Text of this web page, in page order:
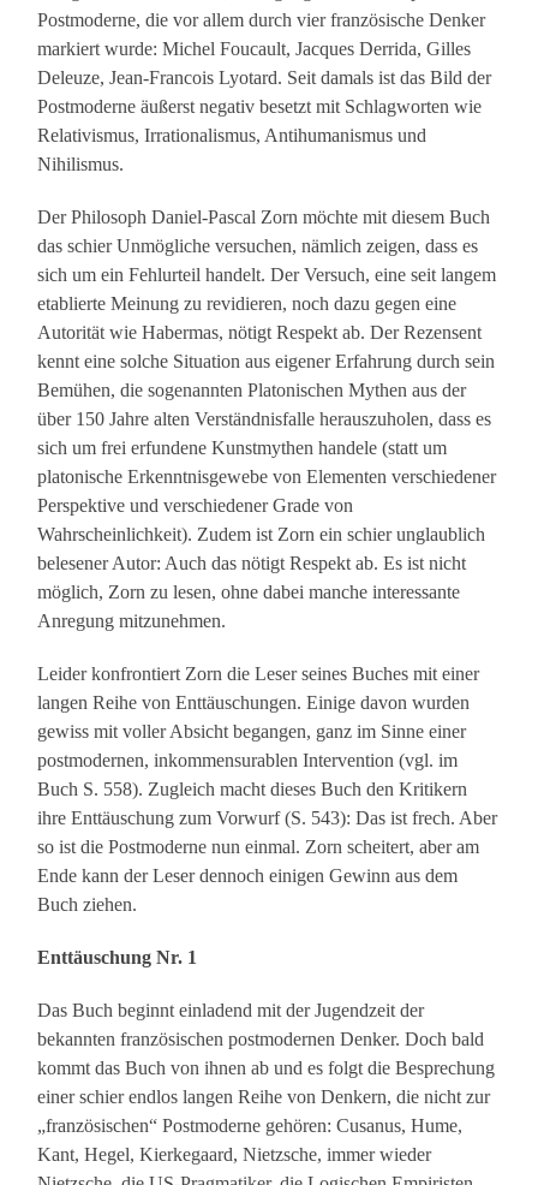
Postmoderne, die vor allem durch vier französische Denker
markiert wurde: Michel Foucault, Jacques Derrida, Gilles
Deleuze, Jean-Francois Lyotard. Seit damals ist das Bild der
Postmoderne äußerst negativ besetzt mit Schlagworten wie
Relativismus, Irrationalismus, Antihumanismus und
Nihilismus.
Der Philosoph Daniel-Pascal Zorn möchte mit diesem Buch
das schier Unmögliche versuchen, nämlich zeigen, dass es
sich um ein Fehlurteil handelt. Der Versuch, eine seit langem
etablierte Meinung zu revidieren, noch dazu gegen eine
Autorität wie Habermas, nötigt Respekt ab. Der Rezensent
kennt eine solche Situation aus eigener Erfahrung durch sein
Bemühen, die sogenannten Platonischen Mythen aus der
über 150 Jahre alten Verständnisfalle herauszuholen, dass es
sich um frei erfundene Kunstmythen handele (statt um
platonische Erkenntnisgewebe von Elementen verschiedener
Perspektive und verschiedener Grade von
Wahrscheinlichkeit). Zudem ist Zorn ein schier unglaublich
belesener Autor: Auch das nötigt Respekt ab. Es ist nicht
möglich, Zorn zu lesen, ohne dabei manche interessante
Anregung mitzunehmen.
Leider konfrontiert Zorn die Leser seines Buches mit einer
langen Reihe von Enttäuschungen. Einige davon wurden
gewiss mit voller Absicht begangen, ganz im Sinne einer
postmodernen, inkommensurablen Intervention (vgl. im
Buch S. 558). Zugleich macht dieses Buch den Kritikern
ihre Enttäuschung zum Vorwurf (S. 543): Das ist frech. Aber
so ist die Postmoderne nun einmal. Zorn scheitert, aber am
Ende kann der Leser dennoch einigen Gewinn aus dem
Buch ziehen.
Enttäuschung Nr. 1
Das Buch beginnt einladend mit der Jugendzeit der
bekannten französischen postmodernen Denker. Doch bald
kommt das Buch von ihnen ab und es folgt die Besprechung
einer schier endlos langen Reihe von Denkern, die nicht zur
„französischen“ Postmoderne gehören: Cusanus, Hume,
Kant, Hegel, Kierkegaard, Nietzsche, immer wieder